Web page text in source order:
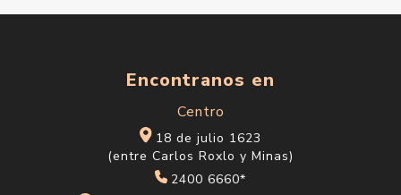
Encontranos en
Centro
18 de julio 1623
(entre Carlos Roxlo y Minas)
2400 6660*